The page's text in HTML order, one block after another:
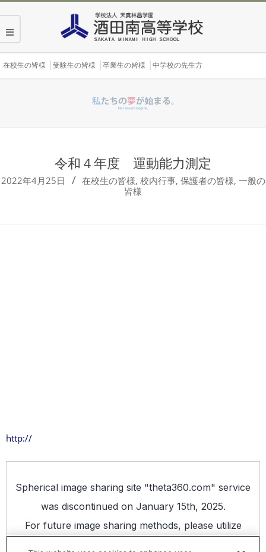
content
Secondary
在校生の皆様 受験生の皆様 卒業生の皆様 中学校の先生方
令和４年度 運動能力測定
2022年4月25日 在校生の皆様, 校内行事, 保護者の皆様, 一般の
皆様
http://